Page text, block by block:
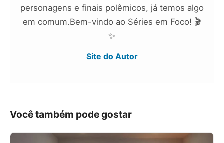
personagens e finais polêmicos, já temos algo
em comum.Bem-vindo ao Séries em Foco! 🎬
✨
Site do Autor
Você também pode gostar